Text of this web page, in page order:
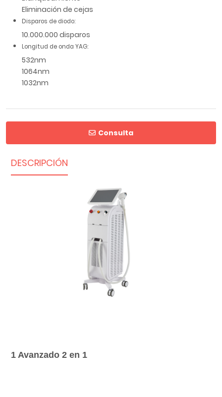
Eliminación de cejas
Disparos de diodo:
10.000.000 disparos
Longitud de onda YAG:
532nm
1064nm
1032nm
Consulta
DESCRIPCIÓN
1 Avanzado 2 en 1